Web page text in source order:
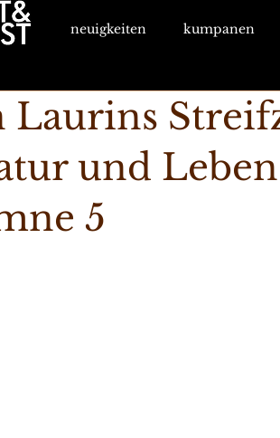
neuigkeiten kumpanen
Laurins
und
5